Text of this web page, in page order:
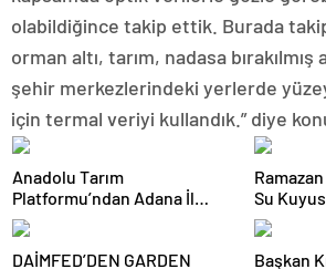
olabildiğince takip ettik. Burada
orman altı, tarım, nadasa
şehir merkezlerindeki yerlerde yüzey
için termal veriyi kullandık.” diye
Anadolu Tarım
Platformu’ndan Adana İl
Tarım ve Orman
Müdürlüğü’ne Stratejik
Ziyaret
Ramazan
Su
Umut
DAİMFED’DEN GARDEN
Başkan